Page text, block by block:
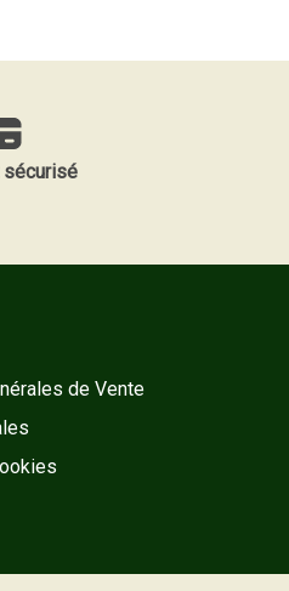
sécurisé
de Vente